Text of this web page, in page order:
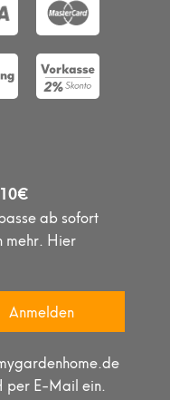
10€
ab sofort
mehr. Hier
Anmelden
per E-Mail ein.